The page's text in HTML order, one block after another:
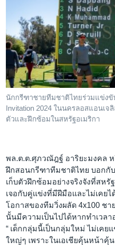
นักกรีฑาชายทีมชาติไทยร่วมแข่งขั
Invitation 2024 ในนครลอสแอนเจ
ตัวและฝึกซ้อมในสหรัฐอเมริกา
พล.ต.ต.ศุภวณัฎฐ์ อาริยะมงคล ห
ฝึกสอนกรีฑาทีมชาติไทย บอกกับ
เก็บตัวฝึกซ้อมอย่างจริงจังที่สห
เจอกับคู่แข่งที่มีฝีมือและไม่เคย
โอกาสของทีมวิ่งผลัด 4x100 ช
นั้นมีความเป็นไปได้หากทำเวล
“ เด็กกลุ่มนี้เป็นกลุ่มใหม่ ไม่เคย
ใหญ่ๆ เพราะในเอเชียคุ้นหน้าคุ้